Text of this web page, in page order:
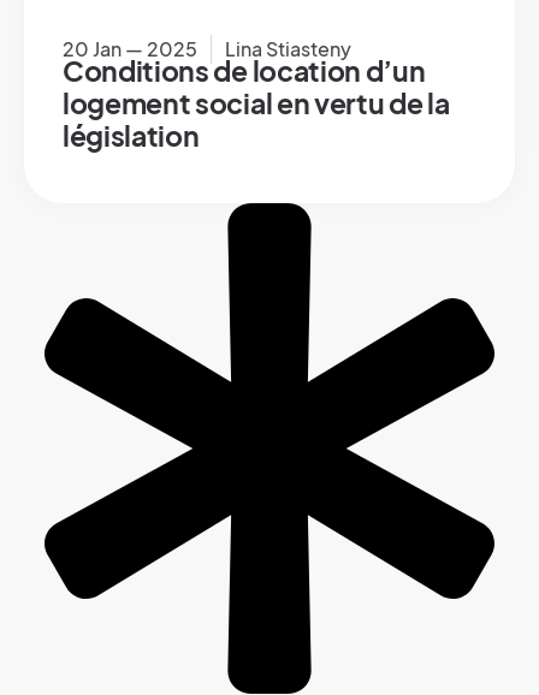
20 Jan — 2025 Lina Stiasteny
Conditions de location d’un
logement social en vertu de la
législation